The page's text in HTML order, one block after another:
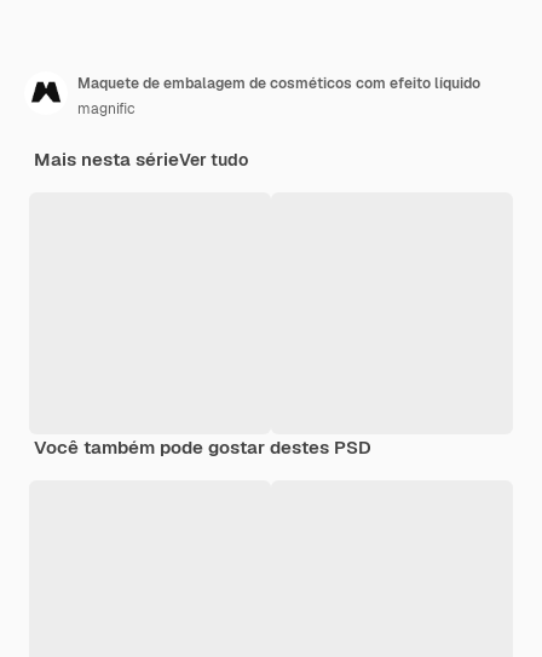
Maquete de embalagem de cosméticos com efeito líquido
magnific
Mais nesta sérieVer tudo
Você também pode gostar destes PSD